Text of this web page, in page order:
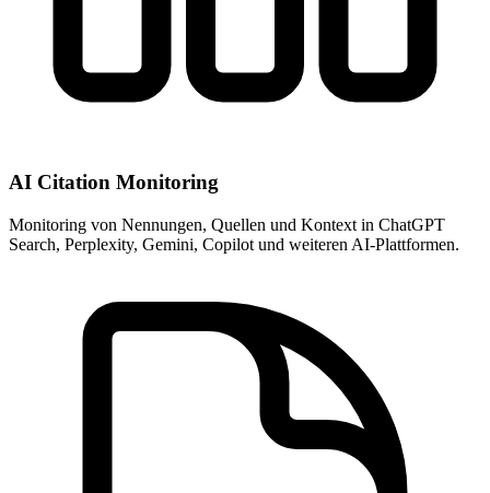
AI Citation Monitoring
Monitoring von Nennungen, Quellen und Kontext in ChatGPT
Search, Perplexity, Gemini, Copilot und weiteren AI-Plattformen.